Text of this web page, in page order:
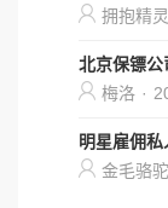
拥抱精灵
北京保镖公
梅洛 ·
明星雇佣私
金毛骆驼